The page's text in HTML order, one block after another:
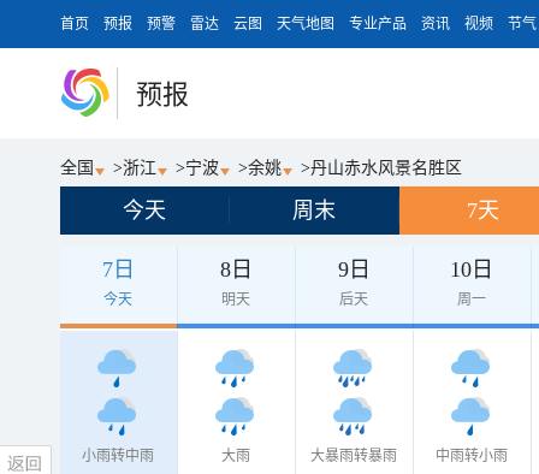
首页 预报 预警 雷达 云图 天气地图 专业产品 资讯 视频 节气
预报
全国 >浙江 >宁波 >余姚 >丹山赤水风景名胜区
今天 周末 7天
7日
今天
8日
明天
9日
后天
10日
周一
小雨转中雨 大雨 大暴雨转暴雨 中雨转小雨